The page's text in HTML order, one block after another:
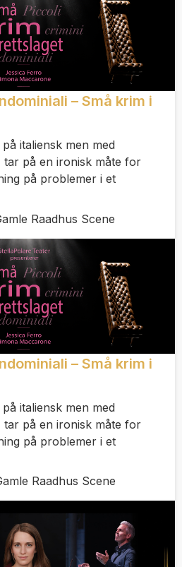
– Små krim i
italiensk men med
på en ironisk måte for
på problemer i et
Raadhus Scene
– Små krim i
italiensk men med
på en ironisk måte for
på problemer i et
Raadhus Scene